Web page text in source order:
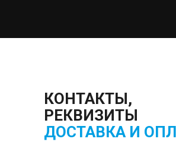
КОНТАКТЫ,
РЕКВИЗИТЫ
ДОСТАВКА И